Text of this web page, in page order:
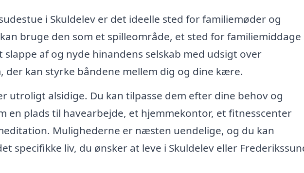
i Skuldelev er det ideelle sted for familiemøder og
bruge den som et spilleområde, et sted for familiemiddage
slappe af og nyde hinandens selskab med udsigt over
der kan styrke båndene mellem dig og dine kære.
utroligt alsidige. Du kan tilpasse dem efter dine behov og
en plads til havearbejde, et hjemmekontor, et fitnesscenter
Mulighederne er næsten uendelige, og du kan
specifikke liv, du ønsker at leve i Skuldelev eller